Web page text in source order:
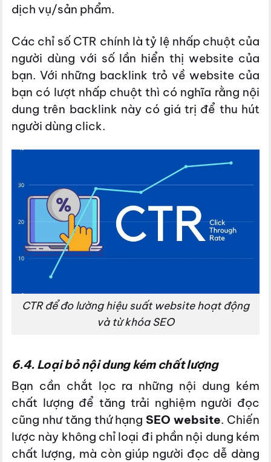
dịch vụ/sản phẩm.
Các chỉ số CTR chính là tỷ lệ nhấp chuột của
người dùng với số lần hiển thị website của
bạn. Với những backlink trỏ về website của
bạn có lượt nhấp chuột thì có nghĩa rằng nội
dung trên backlink này có giá trị để thu hút
người dùng click.
CTR để đo lường hiệu suất website hoạt động
và từ khóa SEO
6.4. Loại bỏ nội dung kém chất lượng
Bạn cần chắt lọc ra những nội dung kém
chất lượng để tăng trải nghiệm người đọc
cũng như tăng thứ hạng SEO website. Chiến
lược này không chỉ loại đi phần nội dung kém
chất lượng, mà còn giúp người đọc dễ dàng